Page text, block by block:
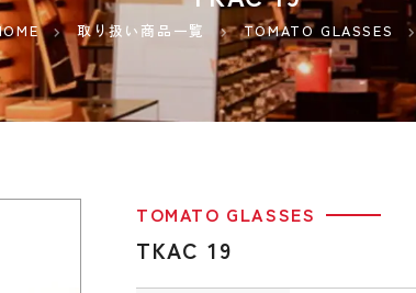
取り扱い商品一覧 TOMATO GLASSES
TOMATO GLASSES
TKAC 19